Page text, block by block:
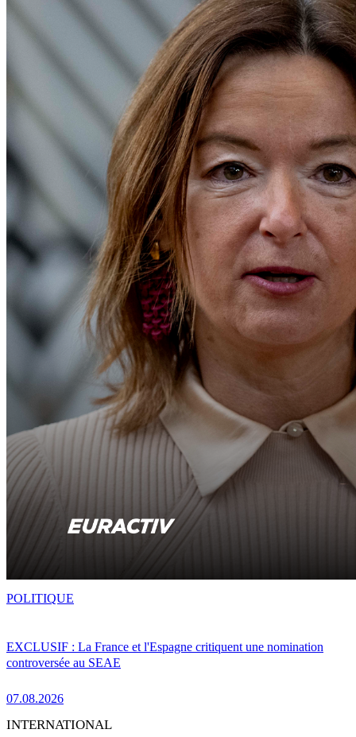
EXCLUSIF : La France et l'Espagne critiquent une nomination
controversée au SEAE
07.08.2026
POLITIQUE
INTERNATIONAL